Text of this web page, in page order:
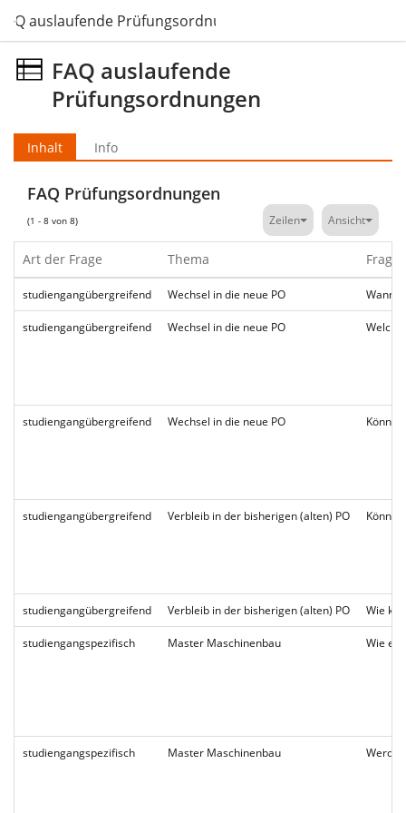
auslaufende Prüfungsordnungen
FAQ auslaufende
Prüfungsordnungen
Inhalt Info
FAQ Prüfungsordnungen
(1 - 8 von 8) Zeilen Ansicht
Art der Frage Thema Frage
studiengangübergreifend Wechsel in die neue PO Wann
studiengangübergreifend Wechsel in die neue PO
studiengangübergreifend Wechsel in die neue PO
studiengangübergreifend Verbleib in der bisherigen (alten) PO
studiengangübergreifend Verbleib in der bisherigen (alten) PO Wie
studiengangspezifisch Master Maschinenbau Wie
studiengangspezifisch Master Maschinenbau